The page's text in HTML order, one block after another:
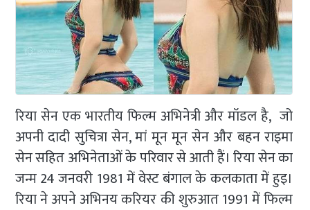
रिया सेन एक भारतीय फिल्म अभिनेत्री और मॉडल है, जो
अपनी दादी सुचित्रा सेन, मां मून मून सेन और बहन राइमा
सेन सहित अभिनेताओं के परिवार से आती हैं। रिया सेन का
जन्म 24 जनवरी 1981 में वेस्ट बंगाल के कलकाता में हुइ।
रिया ने अपने अभिनय करियर की शुरुआत 1991 में फिल्म